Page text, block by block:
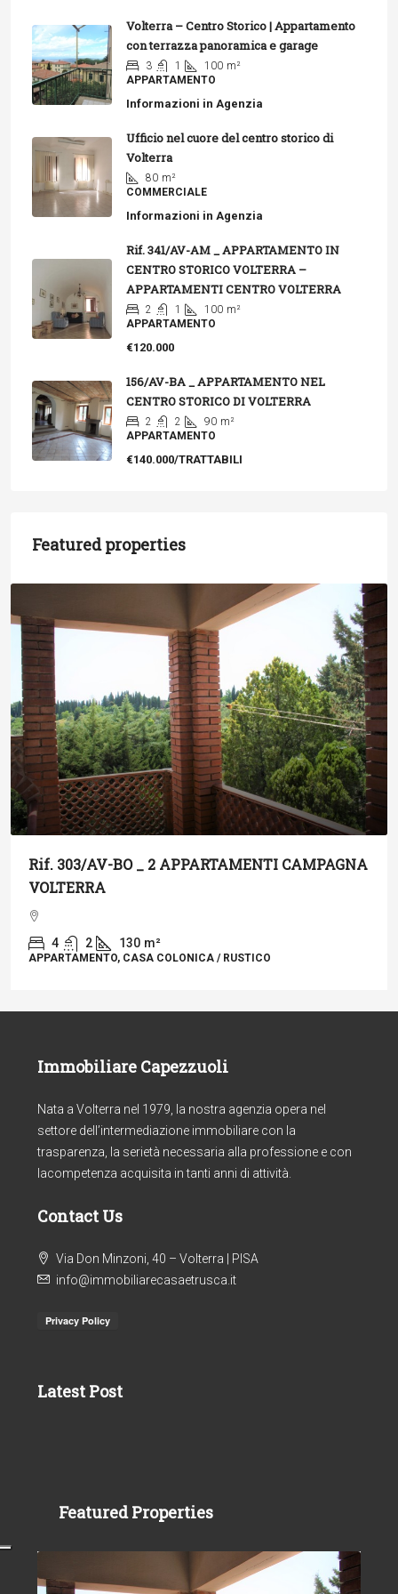
Volterra – Centro Storico | Appartamento
con terrazza panoramica e garage
3 1 100 m²
APPARTAMENTO
Informazioni in Agenzia
Ufficio nel cuore del centro storico di
Volterra
80 m²
COMMERCIALE
Informazioni in Agenzia
Rif. 341/AV-AM _ APPARTAMENTO IN
CENTRO STORICO VOLTERRA –
APPARTAMENTI CENTRO VOLTERRA
2 1 100 m²
APPARTAMENTO
€120.000
156/AV-BA _ APPARTAMENTO NEL
CENTRO STORICO DI VOLTERRA
2 2 90 m²
APPARTAMENTO
€140.000/TRATTABILI
Featured properties
Rif. 303/AV-BO _ 2 APPARTAMENTI CAMPAGNA
VOLTERRA
4 2 130 m²
APPARTAMENTO, CASA COLONICA / RUSTICO
Immobiliare Capezzuoli
Nata a Volterra nel 1979, la nostra agenzia opera nel
settore dell’intermediazione immobiliare con la
trasparenza, la serietà necessaria alla professione e con
lacompetenza acquisita in tanti anni di attività.
Contact Us
Via Don Minzoni, 40 – Volterra | PISA
info@immobiliarecasaetrusca.it
Latest Post
Featured Properties